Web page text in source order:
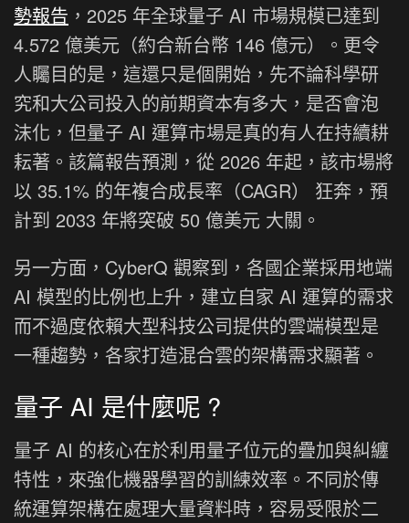
勢報告 ，2025 年全球量子 AI 市場規模已達到
4.572 億美元（約合新台幣 146 億元）。更令
人矚目的是，這還只是個開始，先不論科學研
究和大公司投入的前期資本有多大，是否會泡
沫化，但量子 AI 運算市場是真的有人在持續耕
耘著。該篇報告預測，從 2026 年起，該市場將
以 35.1% 的年複合成長率（CAGR） 狂奔，預
計到 2033 年將突破 50 億美元 大關。
另一方面，CyberQ 觀察到，各國企業採用地端
AI 模型的比例也上升，建立自家 AI 運算的需求
而不過度依賴大型科技公司提供的雲端模型是
一種趨勢，各家打造混合雲的架構需求顯著。
量子 AI 是什麼呢 ?
量子 AI 的核心在於利用量子位元的疊加與糾纏
特性，來強化機器學習的訓練效率。不同於傳
統運算架構在處理大量資料時，容易受限於二